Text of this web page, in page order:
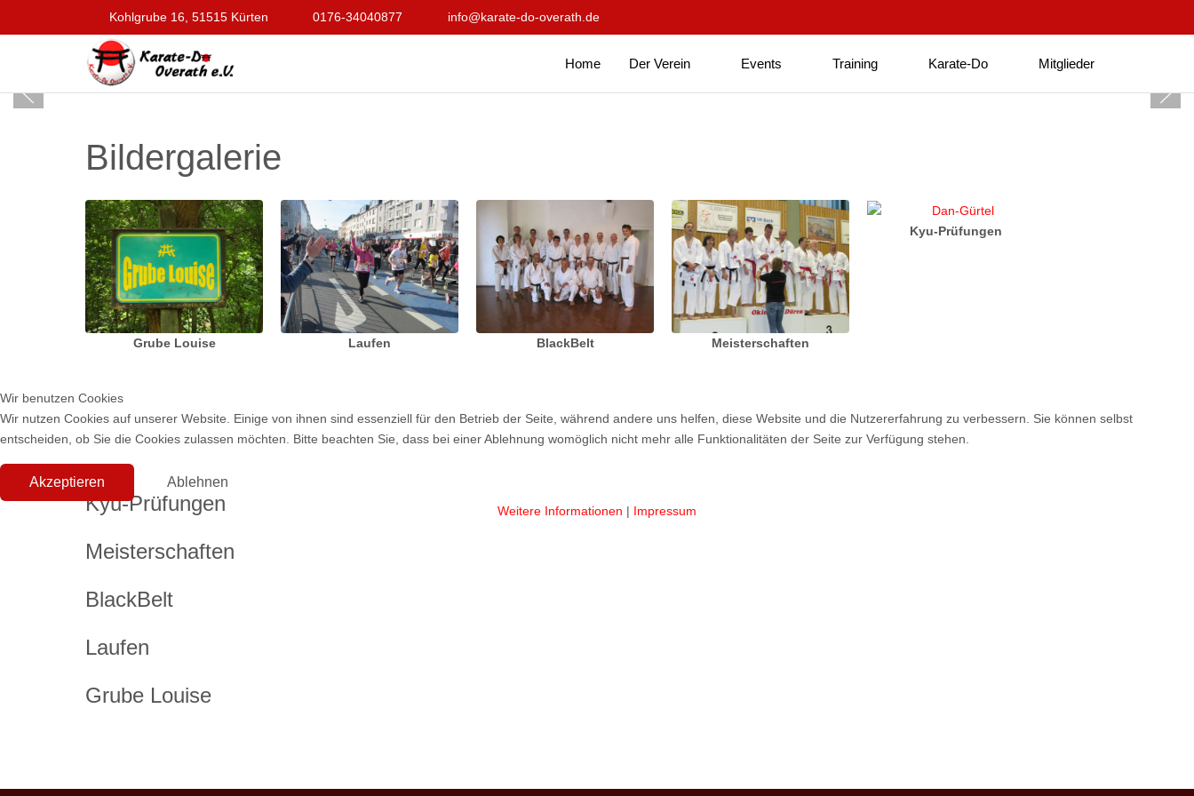
Kohlgrube 16, 51515 Kürten 0176-34040877 info@karate-do-overath.de
Home Der Verein Events Training Karate-Do Mitglieder
Bildergalerie
Grube Louise Laufen BlackBelt Meisterschaften
Kyu-Prüfungen
Kyu-Prüfungen
Meisterschaften
BlackBelt
Laufen
Grube Louise
Wir benutzen Cookies
Wir nutzen Cookies auf unserer Website. Einige von ihnen sind essenziell für den Betrieb der Seite, während andere uns helfen, diese Website und die Nutzererfahrung zu verbessern. Sie können selbst
entscheiden, ob Sie die Cookies zulassen möchten. Bitte beachten Sie, dass bei einer Ablehnung womöglich nicht mehr alle Funktionalitäten der Seite zur Verfügung stehen.
Akzeptieren Ablehnen
Weitere Informationen | Impressum